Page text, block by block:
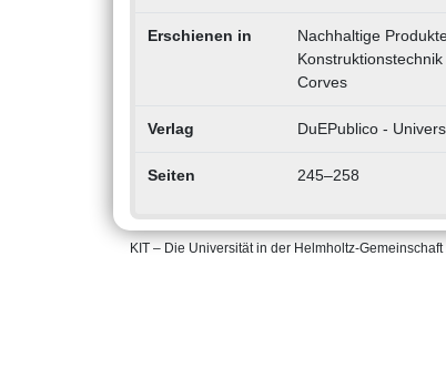
Erschienen in
Nachhaltige
Corves
Verlag DuEPublico -
Seiten 245–258
KIT – Die Universität in der Helmholtz-Gemeinschaft